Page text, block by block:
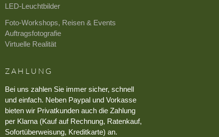
LED-Leuchtbilder
Foto-Workshops, Reisen & Events
Auftragsfotografie
Virtuelle Realität
ZAHLUNG
Bei uns zahlen Sie immer sicher, schnell
und einfach. Neben Paypal und Vorkasse
bieten wir Privatkunden auch die Zahlung
per Klarna (Kauf auf Rechnung, Ratenkauf,
Sofortüberweisung, Kreditkarte) an.